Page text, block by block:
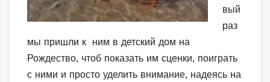
вый
раз
мы пришли к ним в детский дом на
Рождество, чтоб показать им сценки, поиграть
с ними и просто уделить внимание, надеясь на